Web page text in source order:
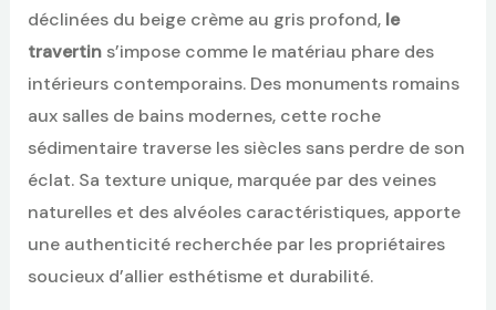
déclinées du beige crème au gris profond, le
travertins’impose comme le matériau phare des
intérieurs contemporains. Des monuments romains
aux salles de bains modernes, cette roche
sédimentaire traverse les siècles sans perdre de son
éclat. Sa texture unique, marquée par des veines
naturelles et des alvéoles caractéristiques, apporte
une authenticité recherchée par les propriétaires
soucieux d’allier esthétisme et durabilité.